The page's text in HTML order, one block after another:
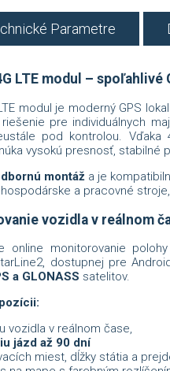
Parametre
LTE modul –
modul je moderný GPS
pre individuálnych
pod kontrolou. Vďaka
vysokú presnosť,
montáža je
a pracovné
vozidla v reálnom
online monitorovanie
dostupnej pre
a GLONASS satelitov.
vozidla v reálnom čase,
jázd až 90 dní
miest, dĺžky státia a